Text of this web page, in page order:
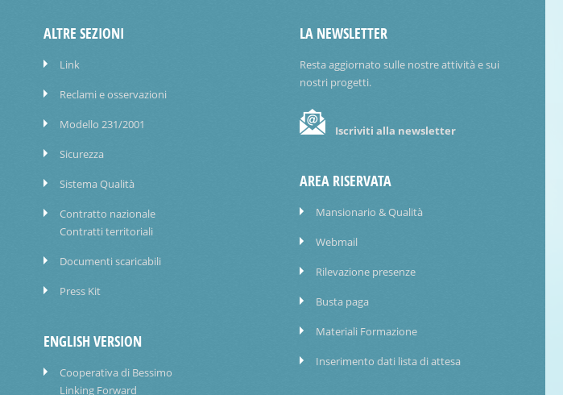
ALTRE SEZIONI
Link
Reclami e osservazioni
Modello 231/2001
Sicurezza
Sistema Qualità
Contratto nazionale
Contratti territoriali
Documenti scaricabili
Press Kit
ENGLISH VERSION
Cooperativa di Bessimo
Linking Forward
LA NEWSLETTER
Resta aggiornato sulle nostre attività e sui
nostri progetti.
Iscriviti alla newsletter
AREA RISERVATA
Mansionario & Qualità
Webmail
Rilevazione presenze
Busta paga
Materiali Formazione
Inserimento dati lista di attesa